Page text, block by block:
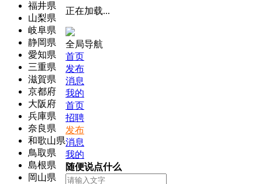
福井県
山梨県
岐阜県
静岡県
愛知県
三重県
滋賀県
京都府
大阪府
兵庫県
奈良県
和歌山県
鳥取県
島根県
岡山県
正在加载...
全局导航
首页
发布
消息
我的
首页
招聘
发布
消息
我的
随便说点什么